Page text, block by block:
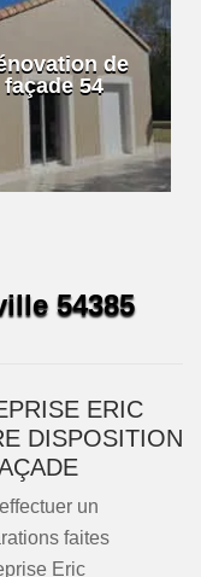
de
façade 54
54385
ERIC
DISPOSITION
un
faites
Eric